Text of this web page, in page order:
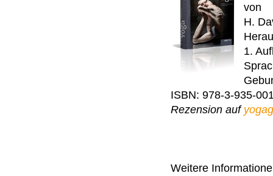
von
H.
1.
ISBN: 978-3-935-
Rezension auf
Weitere